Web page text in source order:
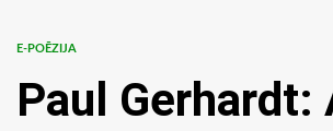
E-POĒZIJA
Paul Gerhardt: